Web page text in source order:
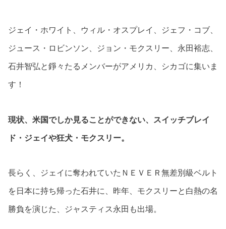
ジェイ・ホワイト、ウィル・オスプレイ、ジェフ・コブ、
ジュース・ロビンソン、ジョン・モクスリー、永田裕志、
石井智弘と錚々たるメンバーがアメリカ、シカゴに集いま
す！
現状、米国でしか見ることができない、スイッチブレイ
ド・ジェイや狂犬・モクスリー。
長らく、ジェイに奪われていたＮＥＶＥＲ無差別級ベルト
を日本に持ち帰った石井に、昨年、モクスリーと白熱の名
勝負を演じた、ジャスティス永田も出場。